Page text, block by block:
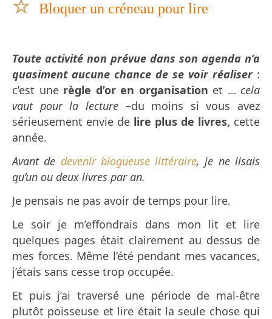
☆ Bloquer un créneau pour lire
Toute activité non prévue dans son agenda n’a
quasiment aucune chance de se voir réaliser :
c’est une règle d’or en organisation et … cela
vaut pour la lecture–du moins si vous avez
sérieusement envie de lire plus de livres, cette
année.
Avant de devenir blogueuse littéraire, je ne lisais
qu’un ou deux livres par an.
Je pensais ne pas avoir de temps pour lire.
Le soir je m’effondrais dans mon lit et lire
quelques pages était clairement au dessus de
mes forces. Même l’été pendant mes vacances,
j’étais sans cesse trop occupée.
Et puis j’ai traversé une période de mal-être
plutôt poisseuse et lire était la seule chose qui